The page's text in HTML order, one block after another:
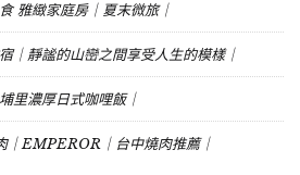
雅緻家庭房｜夏末微旅｜
｜靜謐的山巒之間享受人生的模樣｜
里濃厚日式咖哩飯｜
EMPEROR｜台中燒肉推薦｜